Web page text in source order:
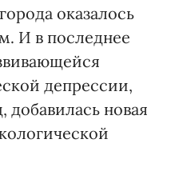
оказалось
И в последнее
депрессии,
добавилась новая